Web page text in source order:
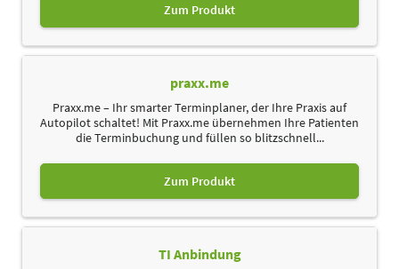
Zum Produkt
praxx.me
Praxx.me – Ihr smarter Terminplaner, der Ihre Praxis auf
Autopilot schaltet! Mit Praxx.me übernehmen Ihre Patienten
die Terminbuchung und füllen so blitzschnell...
Zum Produkt
TI Anbindung